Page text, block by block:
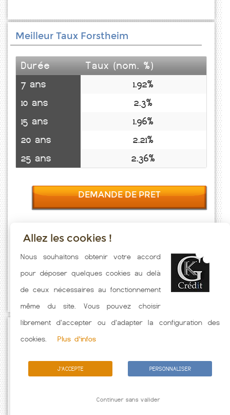
Meilleur Taux Forstheim
Durée
Taux (nom. %)
7 ans
1.92%
10 ans
2.3%
15 ans
1.96%
20 ans
2.21%
25 ans
2.36%
DEMANDE DE PRET
Taux emprunt actualisés (Forstheim) toutes les semaines. Taux
Immobilier pratiqués par nos partenaires bancaires. Meilleur Taux
hors assurance. Taux crédit immobilier indicatif fonction des
caractéristiques de l'emprunteur.
Allez les cookies !
Nous souhaitons obtenir votre accord
pour déposer quelques cookies au delà
de ceux nécessaires au fonctionnement
même du site. Vous pouvez choisir
librement d'accepter ou d'adapter la configuration des
cookies.
Plus d'infos
J'ACCEPTE PERSONNALISER
Continuer sans valider